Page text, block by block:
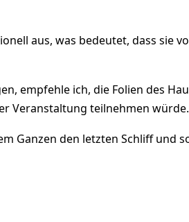
aus, was bedeutet, dass sie
empfehle ich, die Folien des
Veranstaltung teilnehmen würde.
Ganzen den letzten Schliff und